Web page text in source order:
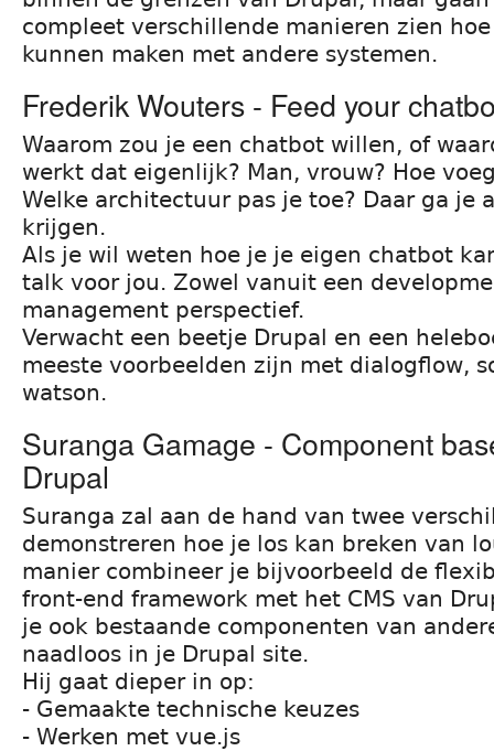
compleet verschillende manieren zien
kunnen maken met andere systemen.
Frederik Wouters - Feed your
Waarom zou je een chatbot willen, of
werkt dat eigenlijk? Man, vrouw? Hoe
Welke architectuur pas je toe? Daar ga je
krijgen.
Als je wil weten hoe je je eigen chatbot
talk voor jou. Zowel vanuit een
management perspectief.
Verwacht een beetje Drupal en een
meeste voorbeelden zijn met dialogflow,
watson.
Suranga Gamage - Component
Drupal
Suranga zal aan de hand van twee
demonstreren hoe je los kan breken van
manier combineer je bijvoorbeeld de
front-end framework met het CMS van
je ook bestaande componenten van
naadloos in je Drupal site.
Hij gaat dieper in op:
- Gemaakte technische keuzes
- Werken met vue.js